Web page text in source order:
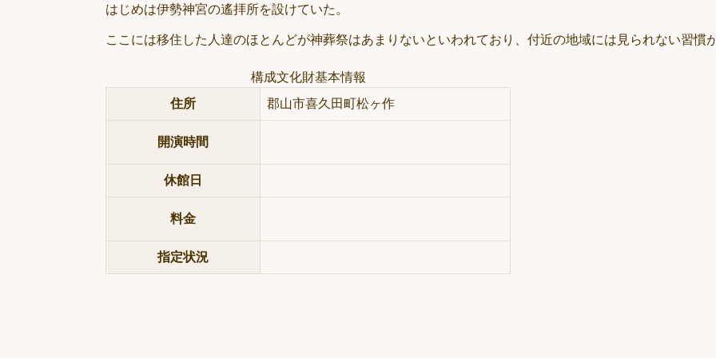
はじめは伊勢神宮の遙拝所を設けていた。
ここには移住した人達のほとんどが神葬祭はあまりないといわれており、付近の地域には見られない習慣
構成文化財基本情報
住所
郡山市喜久田町松ヶ作
開演時間
休館日
料金
指定状況